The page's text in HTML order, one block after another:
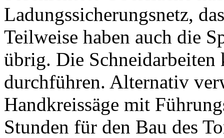
Ladungssicherungsnetz,
Teilweise haben auch die
übrig. Die Schneidarbeiten
durchführen. Alternativ
Handkreissäge mit
Stunden für den Bau des